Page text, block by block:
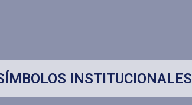
INSTITUCIONALES